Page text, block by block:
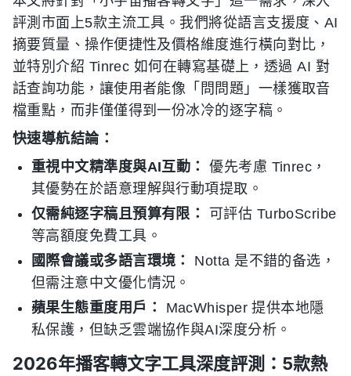
評測市面上5款主流工具。我們將從語言支援度、AI
摘要質量、操作便捷性及價格維度進行橫向對比，
並特別介紹 Tinrec 如何在轉寫基礎上，透過 AI 對
話查詢功能，讓使用者能像「問問題」一樣獲取音
檔重點，而非僅僅得到一份冰冷的逐字稿。
快速導航結論：
重視中文精準度與AI互動：
優先考慮 Tinrec，
其優勢在於語意理解與行動項提取。
仅需純逐字稿且預算有限：
可評估 TurboScribe
等高額度免費工具。
國際會議或多語言環境：
Notta 是不錯的备选，
但需注意中文優化情況。
蘋果生態重度用戶：
MacWhisper 提供本地隱
私保護，但缺乏雲端協作與AI深度分析。
2026年播客轉文字工具深度評測：5款熱